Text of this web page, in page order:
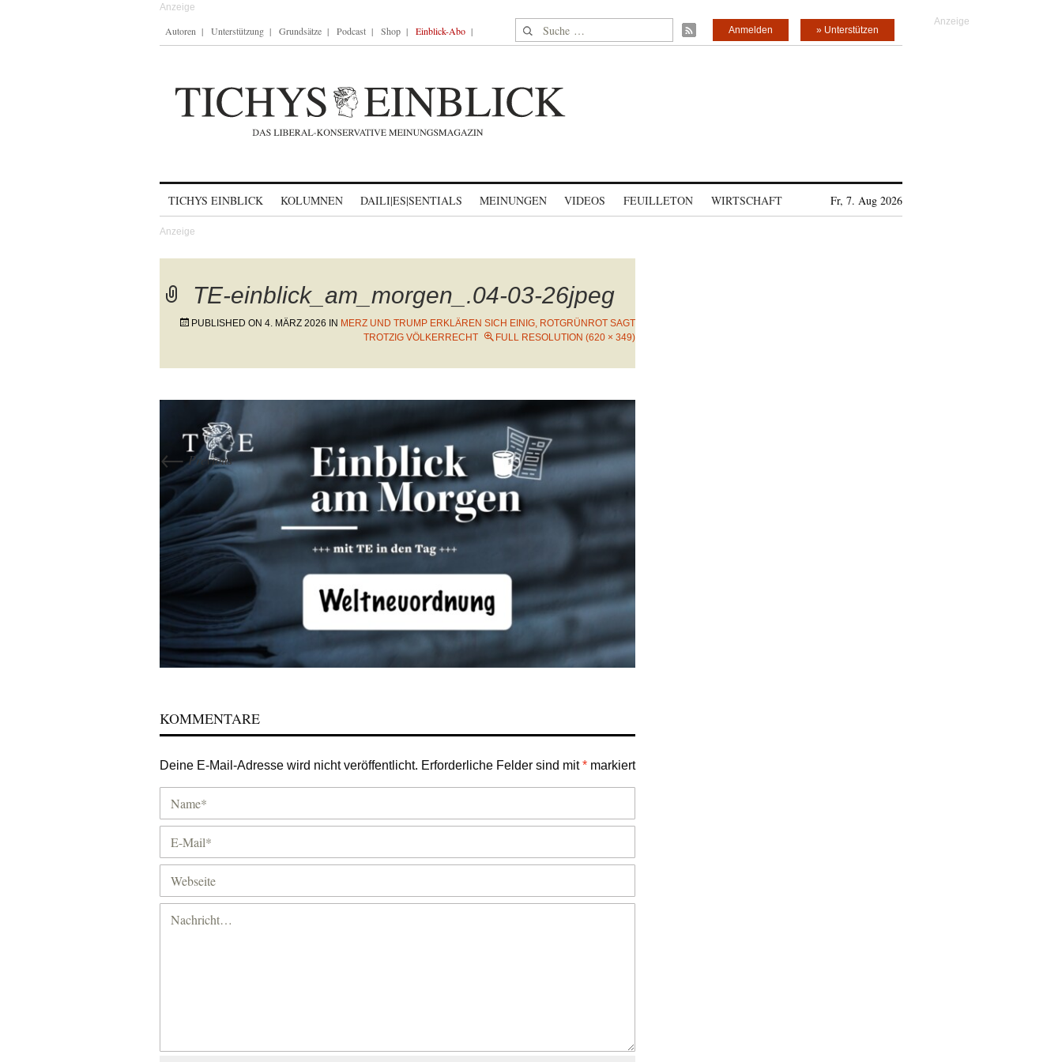
Autoren Unterstützung Grundsätze Podcast Shop Einblick-Abo Suche nach: » Unterstützen
Anmelden
TICHYS EINBLICK KOLUMNEN DAILI|ES|SENTIALS MEINUNGEN VIDEOS FEUILLETON WIRTSCHAFT Fr, 7. Aug 2026
TE-einblick_am_morgen_.04-03-26jpeg
PUBLISHED ON 4. MÄRZ 2026 IN MERZ UND TRUMP ERKLÄREN SICH EINIG, ROTGRÜNROT SAGT
TROTZIG VÖLKERRECHT
FULL RESOLUTION (620 × 349)
←Previous
KOMMENTARE
Deine E-Mail-Adresse wird nicht veröffentlicht. Erforderliche Felder sind mit* markiert